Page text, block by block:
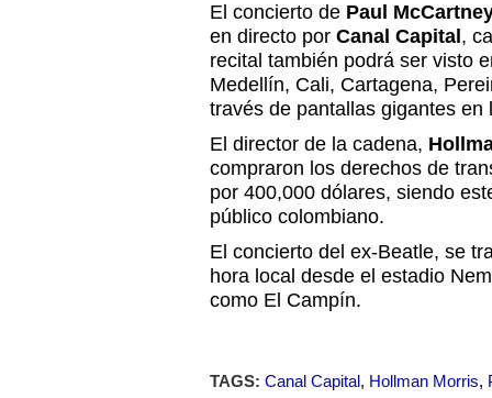
El concierto de Paul
en directo por Canal Capital ,
recital también podrá ser visto
Medellín, Cali, Cartagena,
través de pantallas gigantes en
El director de la cadena,
compraron los derechos de
por 400,000 dólares, siendo
público colombiano.
El concierto del ex-Beatle, se
hora local desde el estadio
como El Campín.
TAGS: Canal Capital, Hollman Morris,